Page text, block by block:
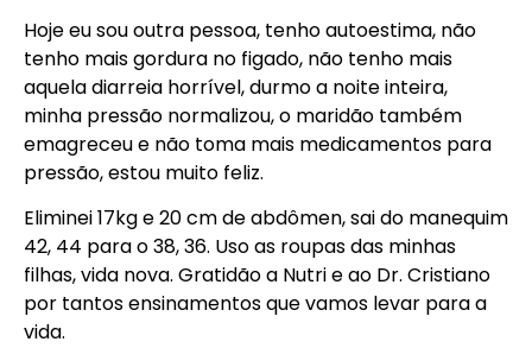
Hoje eu sou outra pessoa, tenho autoestima, não
tenho mais gordura no figado, não tenho mais
aquela diarreia horrível, durmo a noite inteira,
minha pressão normalizou, o maridão também
emagreceu e não toma mais medicamentos para
pressão, estou muito feliz.
Eliminei 17kg e 20 cm de abdômen, sai do manequim
42, 44 para o 38, 36. Uso as roupas das minhas
filhas, vida nova. Gratidão a Nutri e ao Dr. Cristiano
por tantos ensinamentos que vamos levar para a
vida.